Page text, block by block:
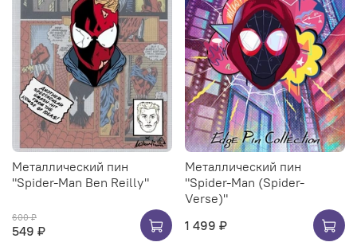
Металлический пин
"Spider-Man Ben Reilly"
600 ₽
549 ₽
Металлический пин
"Spider-Man (Spider-
Verse)"
1 499 ₽